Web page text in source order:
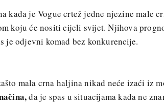
kada je Vogue crtež jedne njezine male
koju će nositi cijeli svijet. Njihova
je odjevni komad bez konkurencije.
mala crna haljina nikad neće izaći iz
da je spas u situacijama kada ne